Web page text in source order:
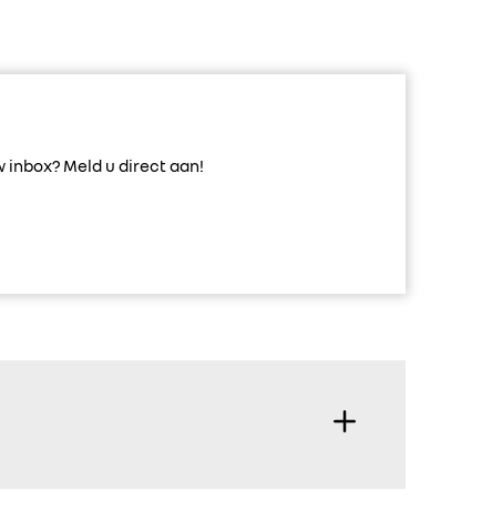
Meld u direct aan!